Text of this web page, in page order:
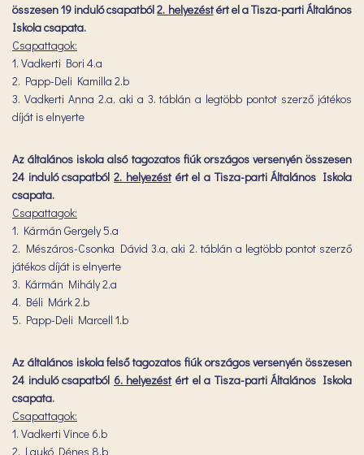
összesen 19 induló csapatból2. helyezéstért el a Tisza-parti Általános
Iskola csapata.
Csapattagok:
1. Vadkerti Bori 4.a
2. Papp-Deli Kamilla 2.b
3. Vadkerti Anna 2.a, aki a 3. táblán a legtöbb pontot szerző játékos
díját is elnyerte
Az általános iskola alsó tagozatos fiúk országos versenyén összesen
24 induló csapatból2. helyezéstért el a Tisza-parti Általános Iskola
csapata.
Csapattagok:
1. Kármán Gergely 5.a
2. Mészáros-Csonka Dávid 3.a, aki 2. táblán a legtöbb pontot szerző
játékos díját is elnyerte
3. Kármán Mihály 2.a
4. Béli Márk 2.b
5. Papp-Deli Marcell 1.b
Az általános iskola felső tagozatos fiúk országos versenyén összesen
24 induló csapatból 6. helyezést ért el a Tisza-parti Általános Iskola
csapata.
Csapattagok:
1. Vadkerti Vince 6.b
2. Laukó Dénes 8.b